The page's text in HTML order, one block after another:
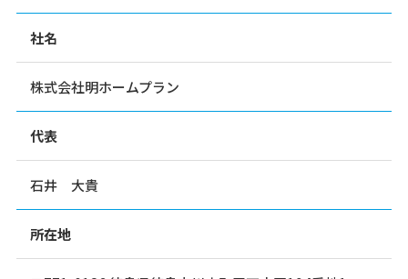
社名
株式会社明ホームプラン
代表
石井 大貴
所在地